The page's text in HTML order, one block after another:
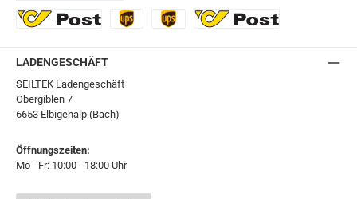
LADENGESCHÄFT
SEILTEK Ladengeschäft
Obergiblen 7
6653 Elbigenalp (Bach)
Öffnungszeiten:
Mo - Fr: 10:00 - 18:00 Uhr